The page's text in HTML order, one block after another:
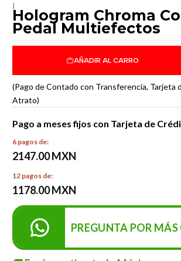
|
Hologram Chroma
Pedal Multiefectos
AÑADIR AL CARRO
(Pago de Contado con Transferencia, Tarjeta
Atrato)
Pago a meses fijos con Tarjeta de
6 pagos de:
2147.00 MXN
12 pagos de:
1178.00 MXN
PREGUNTA POR